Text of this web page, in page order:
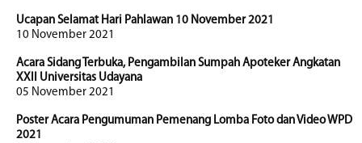
Ucapan Selamat Hari Pahlawan 10 November 2021
10 November 2021
Acara Sidang Terbuka, Pengambilan Sumpah Apoteker Angkatan
XXII Universitas Udayana
05 November 2021
Poster Acara Pengumuman Pemenang Lomba Foto dan Video WPD
2021